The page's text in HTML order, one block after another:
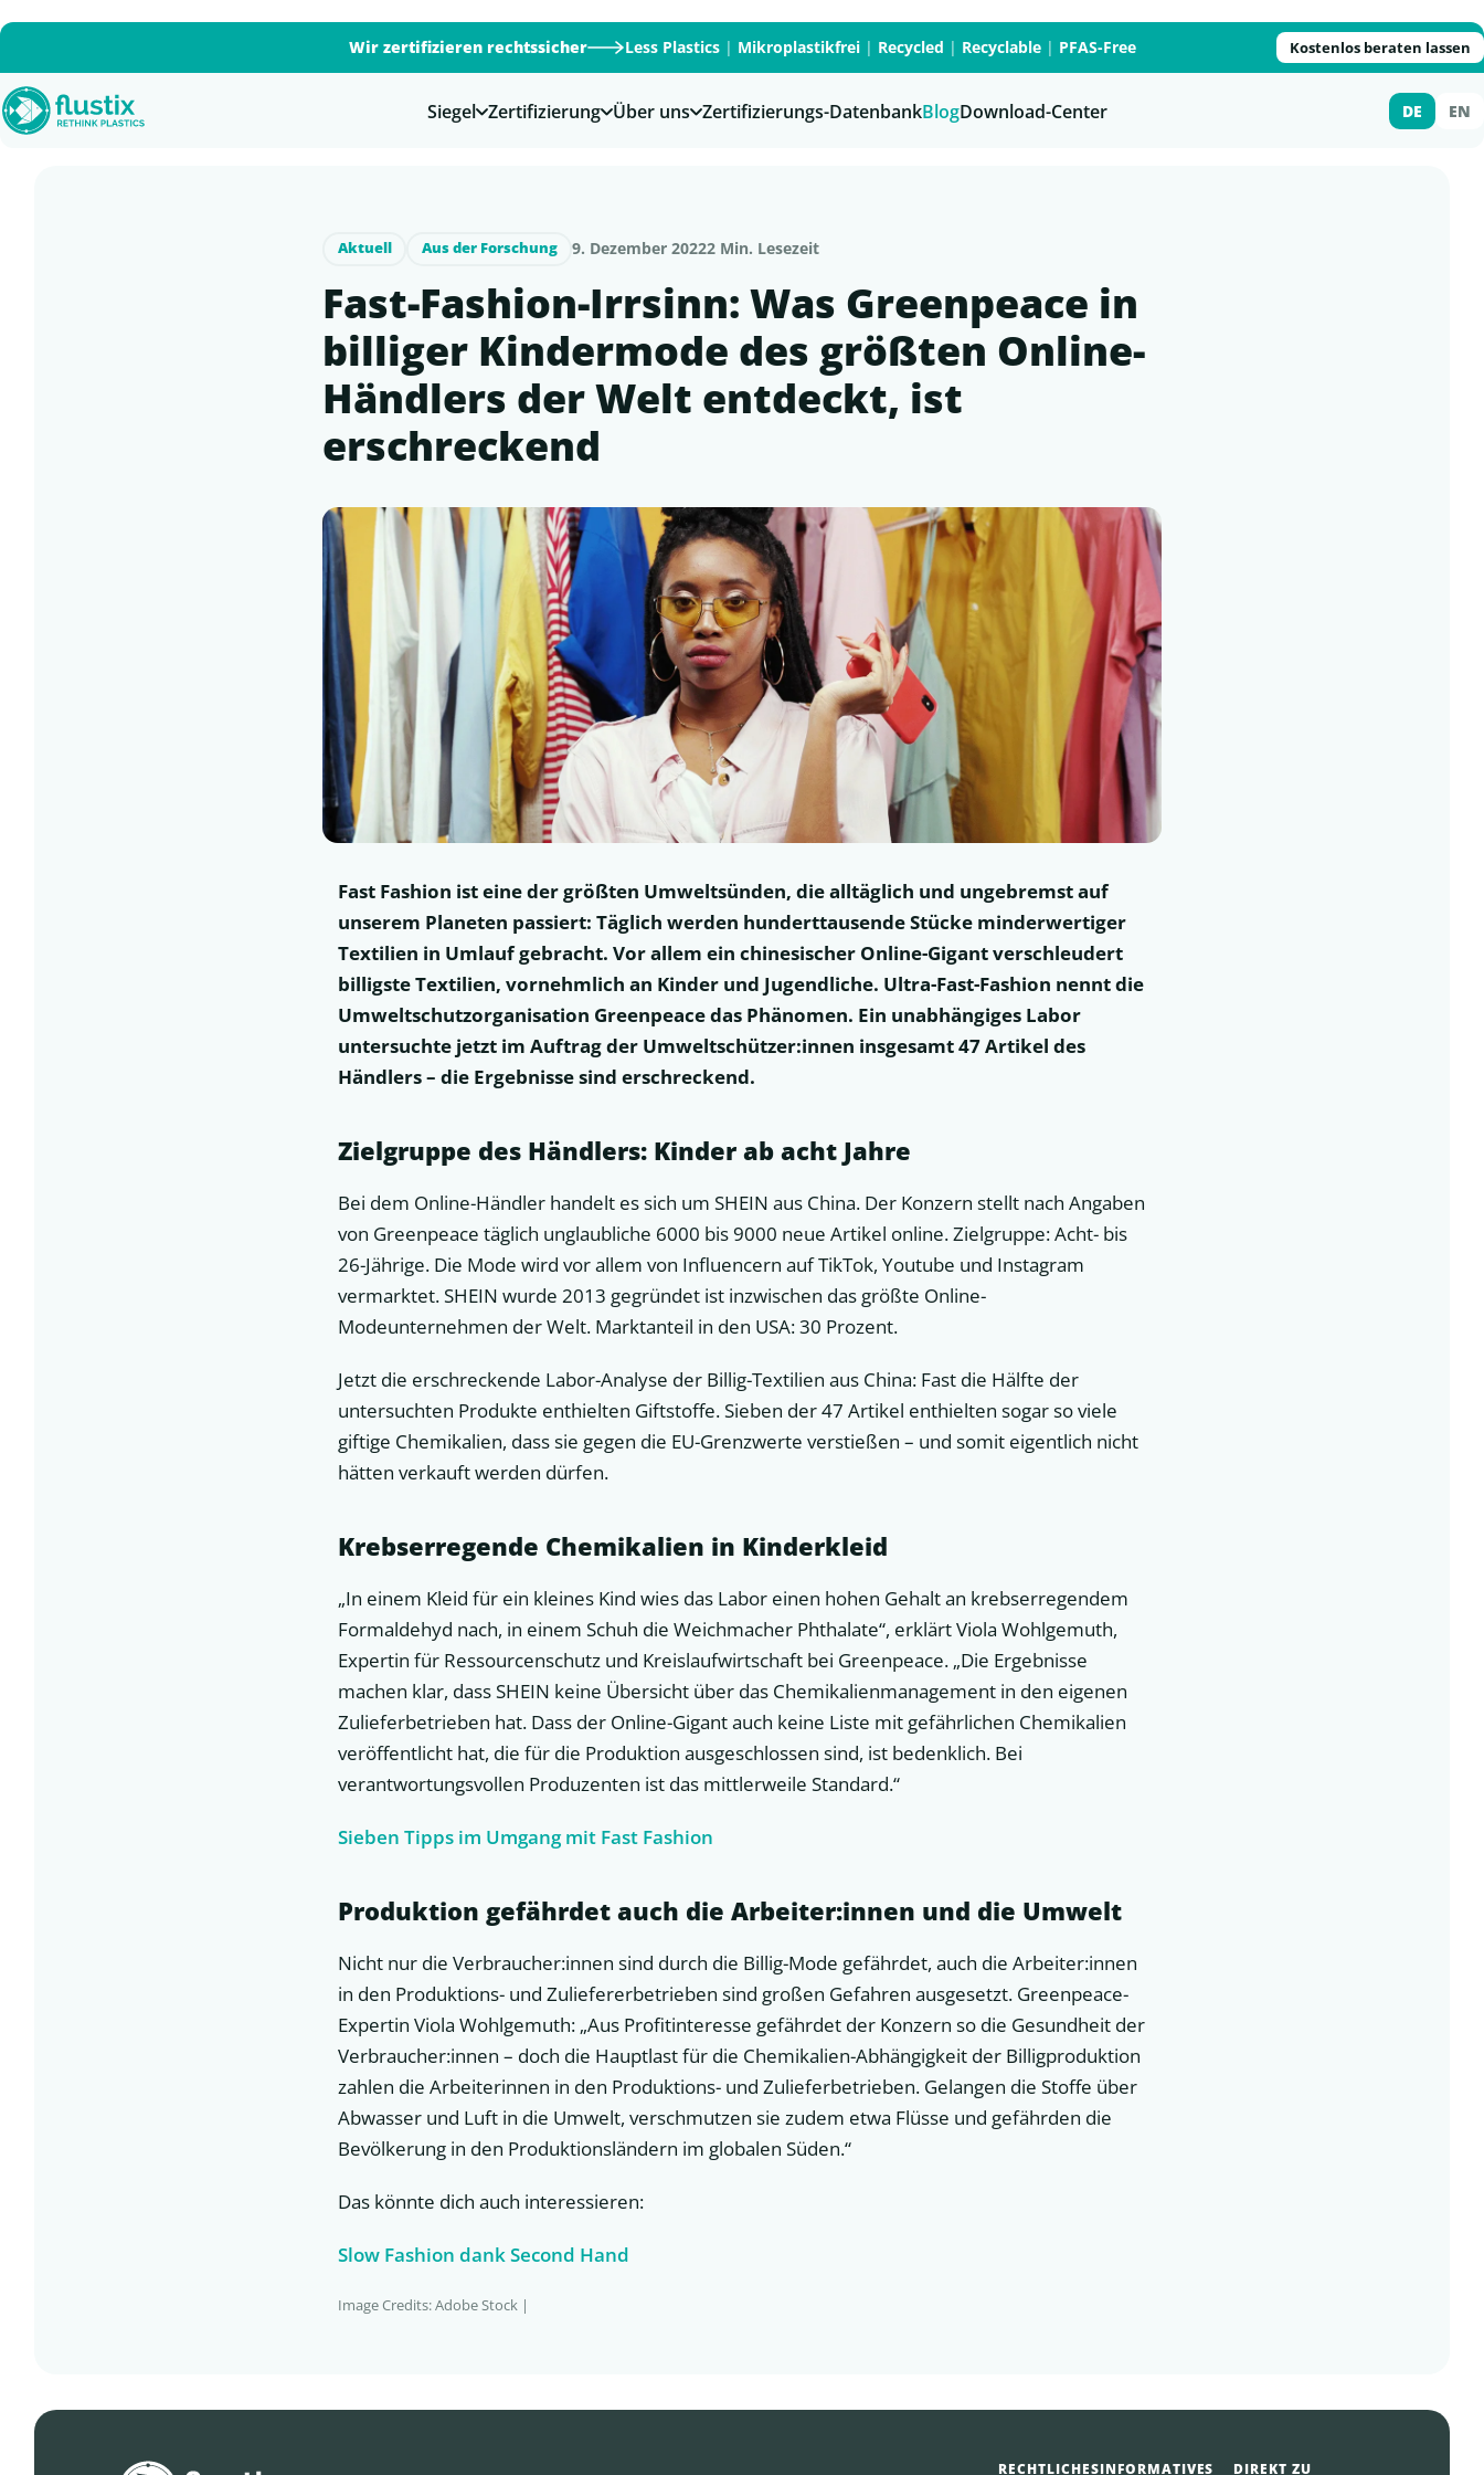
Wir zertifizieren rechtssicher Less Plastics| Mikroplastikfrei| Recycled | Recyclable| PFAS-Free Kostenlos beraten lassen
Siegel Zertifizierung Über uns Zertifizierungs-DatenbankBlogDownload-Center DE EN
Aktuell Aus der Forschung 9. Dezember 20222 Min. Lesezeit
Fast-Fashion-Irrsinn: Was Greenpeace in
billiger Kindermode des größten Online-
Händlers der Welt entdeckt, ist
erschreckend
Fast Fashion ist eine der größten Umweltsünden, die alltäglich und ungebremst auf
unserem Planeten passiert: Täglich werden hunderttausende Stücke minderwertiger
Textilien in Umlauf gebracht. Vor allem ein chinesischer Online-Gigant verschleudert
billigste Textilien, vornehmlich an Kinder und Jugendliche. Ultra-Fast-Fashion nennt die
Umweltschutzorganisation Greenpeace das Phänomen. Ein unabhängiges Labor
untersuchte jetzt im Auftrag der Umweltschützer:innen insgesamt 47 Artikel des
Händlers – die Ergebnisse sind erschreckend.
Zielgruppe des Händlers: Kinder ab acht Jahre
Bei dem Online-Händler handelt es sich um SHEIN aus China. Der Konzern stellt nach Angaben
von Greenpeace täglich unglaubliche 6000 bis 9000 neue Artikel online. Zielgruppe: Acht- bis
26-Jährige. Die Mode wird vor allem von Influencern auf TikTok, Youtube und Instagram
vermarktet. SHEIN wurde 2013 gegründet ist inzwischen das größte Online-
Modeunternehmen der Welt. Marktanteil in den USA: 30 Prozent.
Jetzt die erschreckende Labor-Analyse der Billig-Textilien aus China: Fast die Hälfte der
untersuchten Produkte enthielten Giftstoffe. Sieben der 47 Artikel enthielten sogar so viele
giftige Chemikalien, dass sie gegen die EU-Grenzwerte verstießen – und somit eigentlich nicht
hätten verkauft werden dürfen.
Krebserregende Chemikalien in Kinderkleid
„In einem Kleid für ein kleines Kind wies das Labor einen hohen Gehalt an krebserregendem
Formaldehyd nach, in einem Schuh die Weichmacher Phthalate“, erklärt Viola Wohlgemuth,
Expertin für Ressourcenschutz und Kreislaufwirtschaft bei Greenpeace. „Die Ergebnisse
machen klar, dass SHEIN keine Übersicht über das Chemikalienmanagement in den eigenen
Zulieferbetrieben hat. Dass der Online-Gigant auch keine Liste mit gefährlichen Chemikalien
veröffentlicht hat, die für die Produktion ausgeschlossen sind, ist bedenklich. Bei
verantwortungsvollen Produzenten ist das mittlerweile Standard.“
Sieben Tipps im Umgang mit Fast Fashion
Produktion gefährdet auch die Arbeiter:innen und die Umwelt
Nicht nur die Verbraucher:innen sind durch die Billig-Mode gefährdet, auch die Arbeiter:innen
in den Produktions- und Zuliefererbetrieben sind großen Gefahren ausgesetzt. Greenpeace-
Expertin Viola Wohlgemuth: „Aus Profitinteresse gefährdet der Konzern so die Gesundheit der
Verbraucher:innen – doch die Hauptlast für die Chemikalien-Abhängigkeit der Billigproduktion
zahlen die Arbeiterinnen in den Produktions- und Zulieferbetrieben. Gelangen die Stoffe über
Abwasser und Luft in die Umwelt, verschmutzen sie zudem etwa Flüsse und gefährden die
Bevölkerung in den Produktionsländern im globalen Süden.“
Das könnte dich auch interessieren:
Slow Fashion dank Second Hand
Image Credits: Adobe Stock |
RECHTLICHESINFORMATIVES DIREKT ZU